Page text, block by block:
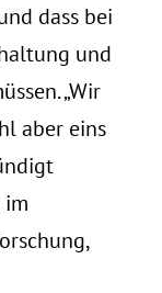
dass bei
und
„Wir
aber eins
im